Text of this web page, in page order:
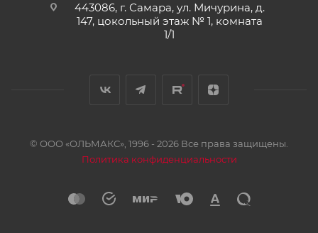
443086, г. Самара, ул. Мичурина, д.
147, цокольный этаж № 1, комната
1/1
© ООО «ОЛЬМАКС», 1996 - 2026 Все права защищены.
Политика конфиденциальности